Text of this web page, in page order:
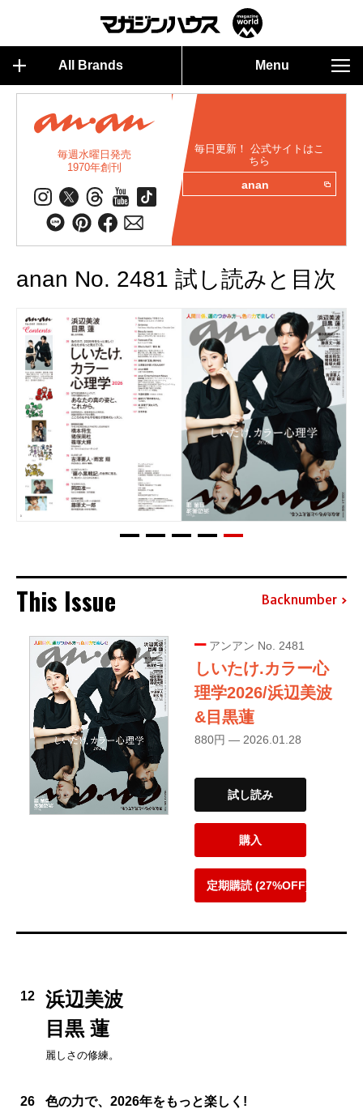
All Brands Menu
毎週水曜日発売
1970年創刊
毎日更新！ 公式サイトはこ
ちら
anan
anan No. 2481 試し読みと目次
This Issue Backnumber
アンアン No. 2481
しいたけ.カラー心
理学2026/浜辺美波
&目黒蓮
880円 — 2026.01.28
試し読み
購入
定期購読 (27%OFF)
12
浜辺美波
目黒 蓮
麗しさの修練。
26
色の力で、2026年をもっと楽しく!